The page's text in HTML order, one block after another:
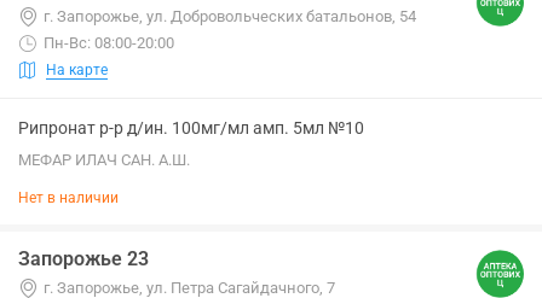
г. Запорожье, ул. Добровольческих батальонов, 54
Пн-Вс: 08:00-20:00
На карте
Рипронат р-р д/ин. 100мг/мл амп. 5мл №10
МЕФАР ИЛАЧ САН. А.Ш.
Нет в наличии
Запорожье 23
г. Запорожье, ул. Петра Сагайдачного, 7